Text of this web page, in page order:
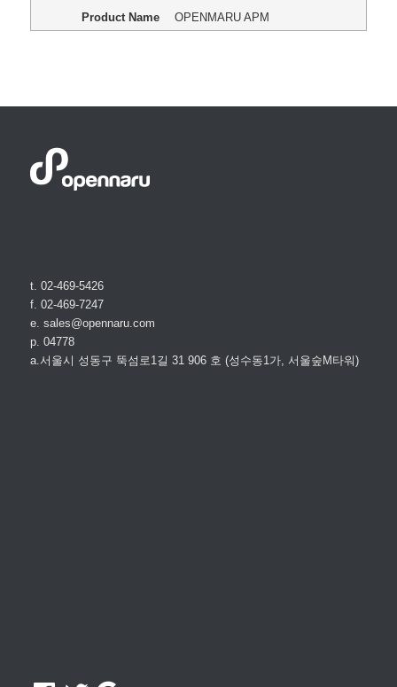
Product Name
OPENMARU APM
t. 02-469-5426
f. 02-469-7247
e. sales@opennaru.com
p. 04778
a.서울시 성동구 뚝섬로1길 31 906 호 (성수동1가, 서울숲M타워)